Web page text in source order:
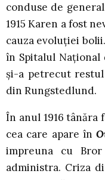
conduse de
1915 Karen a fost
cauza evoluţiei
în Spitalul Naţional
şi-a petrecut
din Rungstedlund.
În anul 1916 tânăra
cea care apare în
impreuna cu
administra. Criza